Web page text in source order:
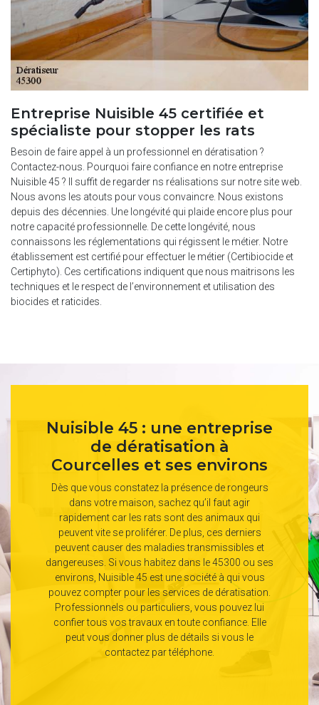
Entreprise Nuisible 45 certifiée et
spécialiste pour stopper les rats
Besoin de faire appel à un professionnel en dératisation ?
Contactez-nous. Pourquoi faire confiance en notre entreprise
Nuisible 45 ? Il suffit de regarder ns réalisations sur notre site web.
Nous avons les atouts pour vous convaincre. Nous existons
depuis des décennies. Une longévité qui plaide encore plus pour
notre capacité professionnelle. De cette longévité, nous
connaissons les réglementations qui régissent le métier. Notre
établissement est certifié pour effectuer le métier (Certibiocide et
Certiphyto). Ces certifications indiquent que nous maitrisons les
techniques et le respect de l’environnement et utilisation des
biocides et raticides.
Nuisible 45 : une entreprise
de dératisation à
Courcelles et ses environs
Dès que vous constatez la présence de rongeurs
dans votre maison, sachez qu’il faut agir
rapidement car les rats sont des animaux qui
peuvent vite se proliférer. De plus, ces derniers
peuvent causer des maladies transmissibles et
dangereuses. Si vous habitez dans le 45300 ou ses
environs, Nuisible 45 est une société à qui vous
pouvez compter pour les services de dératisation.
Professionnels ou particuliers, vous pouvez lui
confier tous vos travaux en toute confiance. Elle
peut vous donner plus de détails si vous le
contactez par téléphone.